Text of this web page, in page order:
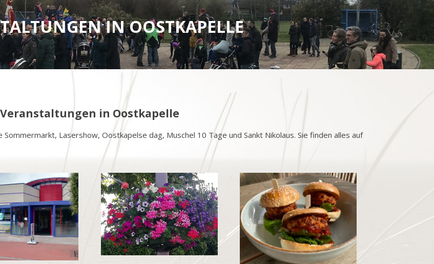
IN OOSTKAPELLE
Veranstaltungen in Oostkapelle
Lasershow, Oostkapelse dag, Muschel 10 Tage und Sankt Nikolaus. Sie finden alles auf